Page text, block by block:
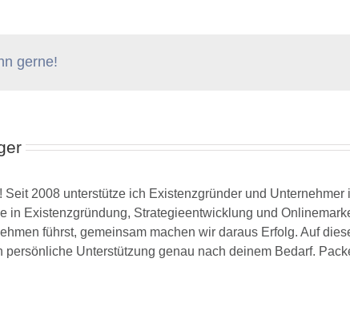
gerne!
2008 unterstütze ich Existenzgründer und
in Existenzgründung, Strategieentwicklung und
führst, gemeinsam machen wir daraus Erfolg. Auf
persönliche Unterstützung genau nach deinem Bedarf.